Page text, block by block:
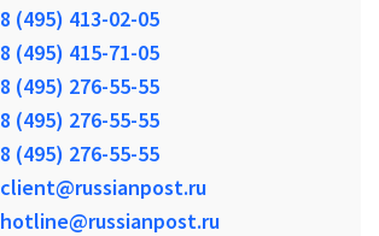
8 (495) 413-02-05
8 (495) 415-71-05
8 (495) 276-55-55
8 (495) 276-55-55
8 (495) 276-55-55
client@russianpost.ru
hotline@russianpost.ru